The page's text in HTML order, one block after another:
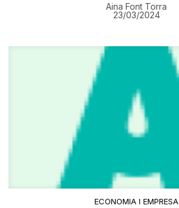
Aina Font Torra
23/03/2024
ECONOMIA I EMPRESA